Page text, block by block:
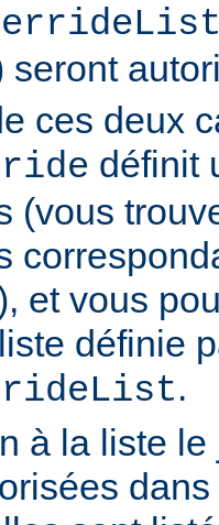
seront
ces deux
définit
(vous
et vous
définie
.
à la liste